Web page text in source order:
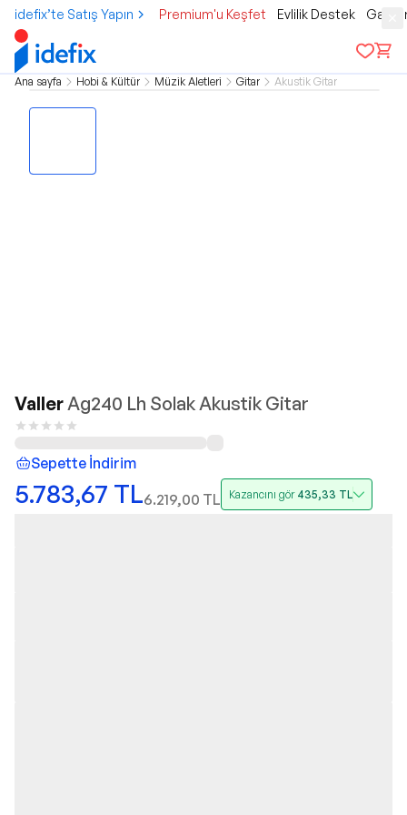
idefix’te Satış Yapın Premium'u Keşfet Evlilik Destek
Ana sayfa Hobi & Kültür Müzik Aletleri Gitar Akustik Gitar
VallerAg240 Lh Solak Akustik Gitar
Sepette İndirim
5.783,67 TL6.219,00 TL Kazancını gör 435,33 TL